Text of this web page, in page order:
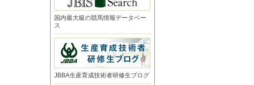
国内最大級の競馬情報データベー
ス
JBBA生産育成技術者研修生ブログ